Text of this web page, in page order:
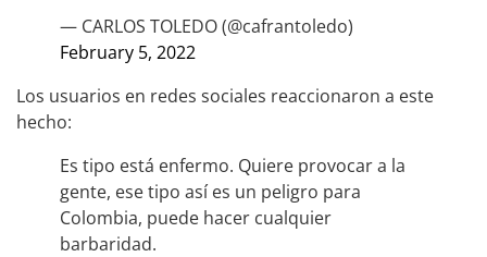
— CARLOS TOLEDO (@cafrantoledo)
February 5, 2022
Los usuarios en redes sociales reaccionaron a este
hecho:
Es tipo está enfermo. Quiere provocar a la
gente, ese tipo así es un peligro para
Colombia, puede hacer cualquier
barbaridad.